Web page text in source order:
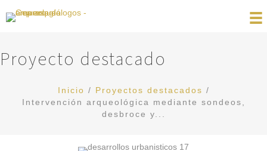
Proyecto destacado
Inicio / Proyectos destacados /
Intervención arqueológica mediante sondeos,
desbroce y...